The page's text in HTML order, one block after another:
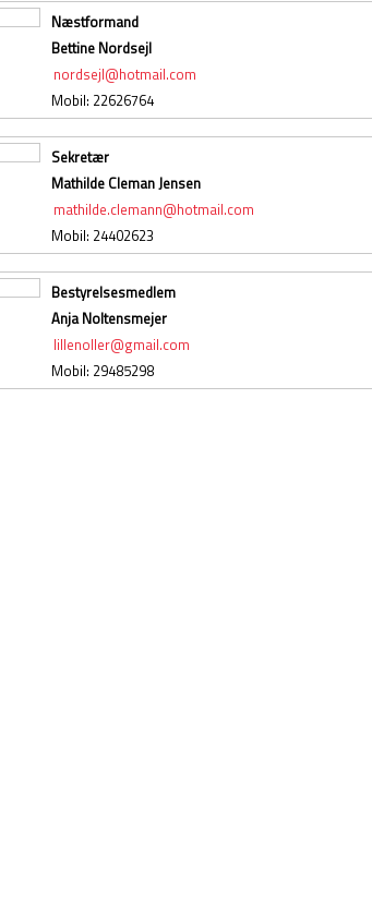
Næstformand
Bettine Nordsejl
nordsejl@hotmail.com
Mobil: 22626764
Sekretær
Mathilde Cleman Jensen
mathilde.clemann@hotmail.com
Mobil: 24402623
Bestyrelsesmedlem
Anja Noltensmejer
lillenoller@gmail.com
Mobil: 29485298